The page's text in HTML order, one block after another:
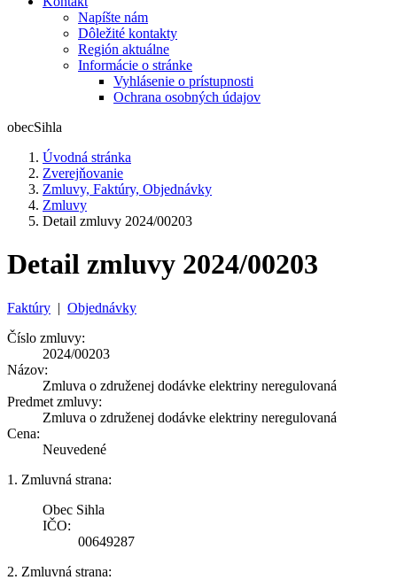
Napíšte nám
Dôležité kontakty
Región aktuálne
Informácie o stránke
Vyhlásenie o prístupnosti
Ochrana osobných údajov
obecSihla
Úvodná stránka
Zverejňovanie
Zmluvy, Faktúry, Objednávky
Zmluvy
Detail zmluvy 2024/00203
Detail zmluvy 2024/00203
Faktúry | Objednávky
Číslo zmluvy:
2024/00203
Názov:
Zmluva o združenej dodávke elektriny neregulovaná
Predmet zmluvy:
Zmluva o združenej dodávke elektriny neregulovaná
Cena:
Neuvedené
1. Zmluvná strana:
Obec Sihla
IČO:
00649287
2. Zmluvná strana: